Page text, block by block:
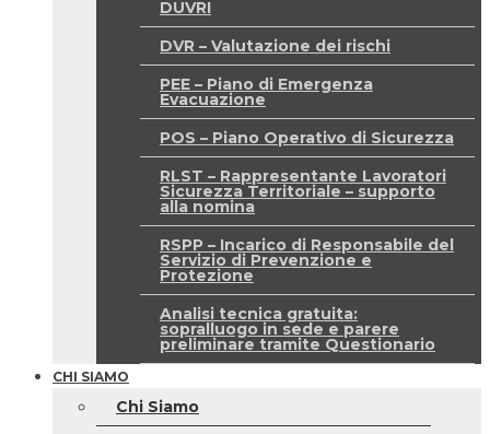
DUVRI
DVR – Valutazione dei rischi
PEE – Piano di Emergenza
Evacuazione
POS – Piano Operativo di Sicurezza
RLST – Rappresentante Lavoratori
Sicurezza Territoriale – supporto
alla nomina
RSPP – Incarico di Responsabile del
Servizio di Prevenzione e
Protezione
Analisi tecnica gratuita:
sopralluogo in sede e parere
preliminare tramite Questionario
CHI SIAMO
Chi Siamo